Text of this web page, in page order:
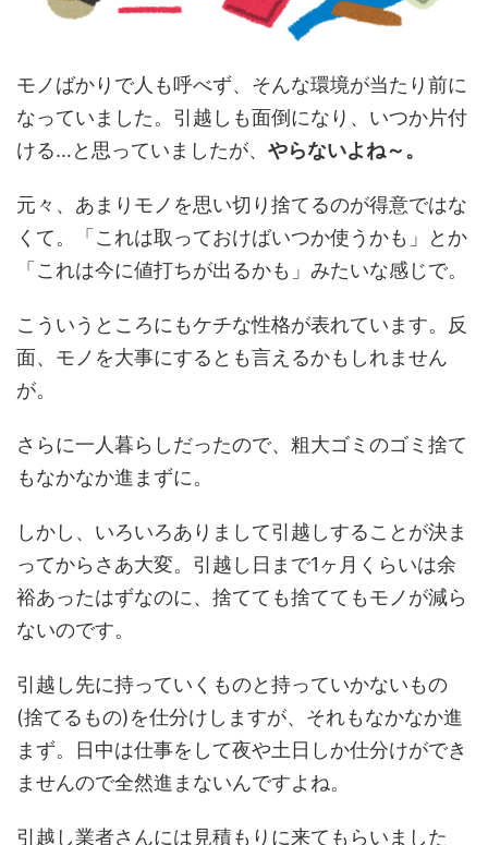
モノばかりで人も呼べず、そんな環境が当たり前に
なっていました。引越しも面倒になり、いつか片付
ける…と思っていましたが、 やらないよね～。
元々、あまりモノを思い切り捨てるのが得意ではな
くて。「これは取っておけばいつか使うかも」とか
「これは今に値打ちが出るかも」みたいな感じで。
こういうところにもケチな性格が表れています。反
面、モノを大事にするとも言えるかもしれません
が。
さらに一人暮らしだったので、粗大ゴミのゴミ捨て
もなかなか進まずに。
しかし、いろいろありまして引越しすることが決ま
ってからさあ大変。引越し日まで1ヶ月くらいは余
裕あったはずなのに、捨てても捨ててもモノが減ら
ないのです。
引越し先に持っていくものと持っていかないもの
(捨てるもの)を仕分けしますが、それもなかなか進
まず。日中は仕事をして夜や土日しか仕分けができ
ませんので全然進まないんですよね。
引越し業者さんには見積もりに来てもらいました